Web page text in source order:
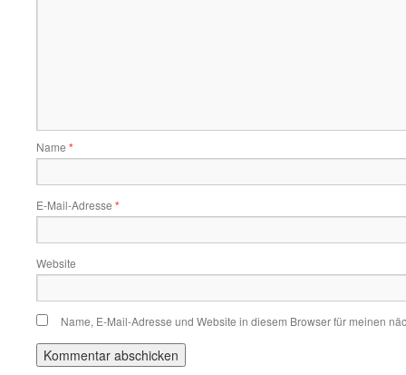
Name *
E-Mail-Adresse *
Website
Name, E-Mail-Adresse und Website in diesem Browser für meinen